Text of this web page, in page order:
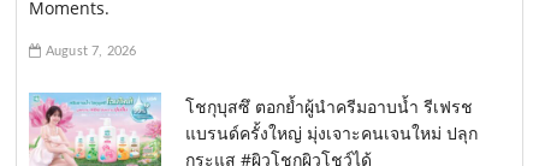
Moments.
August 7, 2026
โชกุบุสซึ ตอกย้ำผู้นำครีมอาบน้ำ รีเฟรช
แบรนด์ครั้งใหญ่ มุ่งเจาะคนเจนใหม่ ปลุก
กระแส #ผิวโชกุผิวโชว์ได้